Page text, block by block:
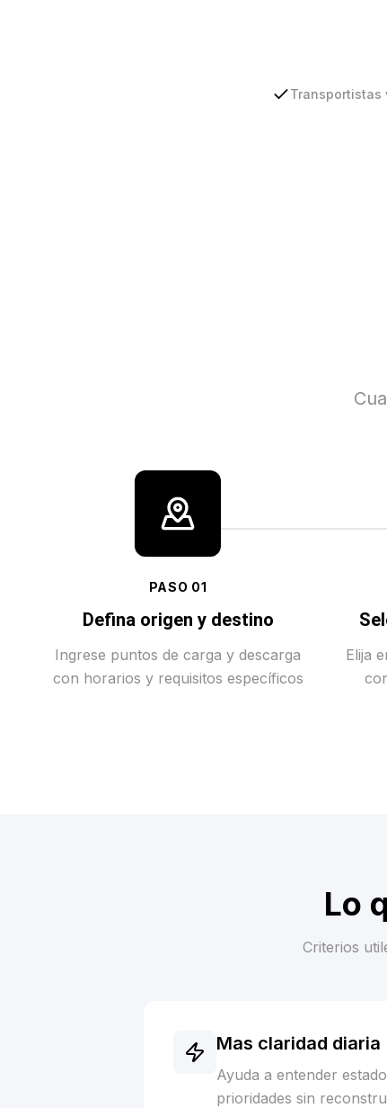
Transportistas
PASO 01
Defina origen y destino
Ingrese puntos de carga y descarga
con horarios y requisitos específicos
Elija
Lo
Criterios
Mas claridad diaria
Ayuda a entender
prioridades sin